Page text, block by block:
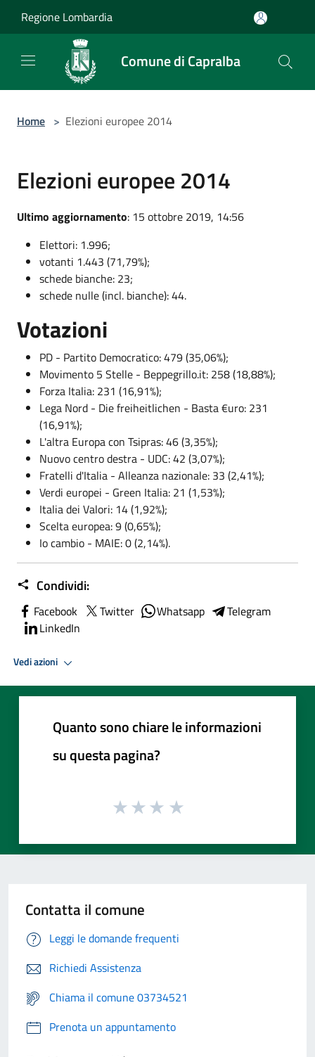
Regione Lombardia
Comune di Capralba
Home > Elezioni europee 2014
Elezioni europee 2014
Ultimo aggiornamento: 15 ottobre 2019, 14:56
Elettori: 1.996;
votanti 1.443 (71,79%);
schede bianche: 23;
schede nulle (incl. bianche): 44.
Votazioni
PD - Partito Democratico: 479 (35,06%);
Movimento 5 Stelle - Beppegrillo.it: 258 (18,88%);
Forza Italia: 231 (16,91%);
Lega Nord - Die freiheitlichen - Basta €uro: 231
(16,91%);
L'altra Europa con Tsipras: 46 (3,35%);
Nuovo centro destra - UDC: 42 (3,07%);
Fratelli d'Italia - Alleanza nazionale: 33 (2,41%);
Verdi europei - Green Italia: 21 (1,53%);
Italia dei Valori: 14 (1,92%);
Scelta europea: 9 (0,65%);
Io cambio - MAIE: 0 (2,14%).
Condividi:
Facebook Twitter Whatsapp
Telegram
LinkedIn
Vedi azioni
Quanto sono chiare le informazioni
su questa pagina?
Contatta il comune
Leggi le domande frequenti
Richiedi Assistenza
Chiama il comune 03734521
Prenota un appuntamento